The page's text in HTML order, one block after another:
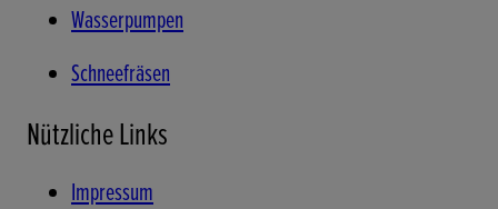
Wasserpumpen
Schneefräsen
Nützliche Links
Impressum